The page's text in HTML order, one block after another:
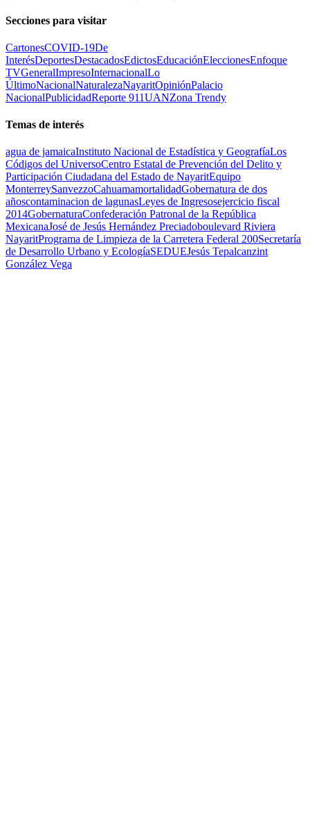
Secciones para visitar
CartonesCOVID-19De
InterésDeportesDestacadosEdictosEducaciónEleccionesEnfoque
TVGeneralImpresoInternacionalLo
ÚltimoNacionalNaturalezaNayaritOpiniónPalacio
NacionalPublicidadReporte 911UANZona Trendy
Temas de interés
agua de jamaicaInstituto Nacional de Estadística y GeografíaLos
Códigos del UniversoCentro Estatal de Prevención del Delito y
Participación Ciudadana del Estado de NayaritEquipo
MonterreySanvezzoCahuamamortalidadGobernatura de dos
añoscontaminacion de lagunasLeyes de Ingresosejercicio fiscal
2014GobernaturaConfederación Patronal de la República
MexicanaJosé de Jesús Hernández Preciadoboulevard Riviera
NayaritPrograma de Limpieza de la Carretera Federal 200Secretaría
de Desarrollo Urbano y EcologíaSEDUEJesús Tepalcanzint
González Vega